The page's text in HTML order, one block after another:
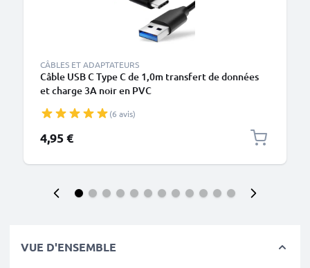
CÂBLES ET ADAPTATEURS
Câble USB C Type C de 1,0m transfert de données
et charge 3A noir en PVC
(6 avis)
4,95 €
VUE D'ENSEMBLE